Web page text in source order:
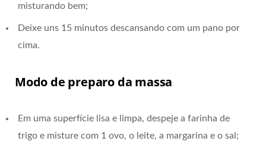
misturando bem;
Deixe uns 15 minutos descansando com um pano por
cima.
Modo de preparo da massa
Em uma superfície lisa e limpa, despeje a farinha de
trigo e misture com 1 ovo, o leite, a margarina e o sal;